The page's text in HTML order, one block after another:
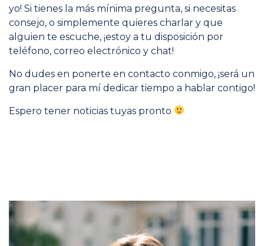
yo! Si tienes la más mínima pregunta, si necesitas
consejo, o simplemente quieres charlar y que
alguien te escuche, ¡estoy a tu disposición por
teléfono, correo electrónico y chat!
No dudes en ponerte en contacto conmigo, ¡será un
gran placer para mí dedicar tiempo a hablar contigo!
Espero tener noticias tuyas pronto